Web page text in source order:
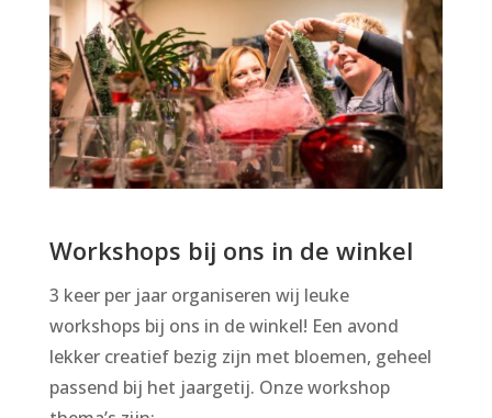
Workshops bij ons in de winkel
3 keer per jaar organiseren wij leuke
workshops bij ons in de winkel! Een avond
lekker creatief bezig zijn met bloemen, geheel
passend bij het jaargetij. Onze workshop